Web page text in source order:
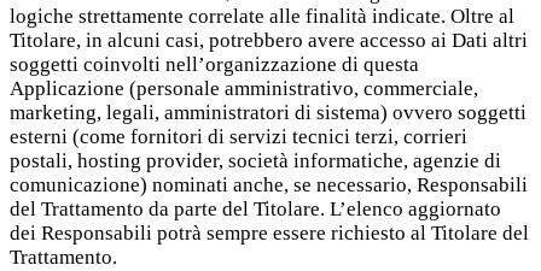
logiche strettamente correlate alle finalità indicate. Oltre al
Titolare, in alcuni casi, potrebbero avere accesso ai Dati altri
soggetti coinvolti nell’organizzazione di questa
Applicazione (personale amministrativo, commerciale,
marketing, legali, amministratori di sistema) ovvero soggetti
esterni (come fornitori di servizi tecnici terzi, corrieri
postali, hosting provider, società informatiche, agenzie di
comunicazione) nominati anche, se necessario, Responsabili
del Trattamento da parte del Titolare. L’elenco aggiornato
dei Responsabili potrà sempre essere richiesto al Titolare del
Trattamento.